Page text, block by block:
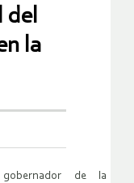
del
la
de la